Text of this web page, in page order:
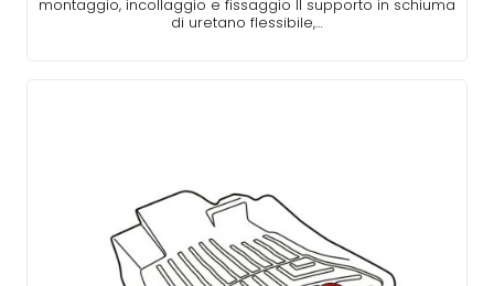
montaggio, incollaggio e fissaggio Il supporto in schiuma
di uretano flessibile,…